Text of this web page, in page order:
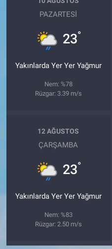
PAZARTESI
23°
Yakınlarda Yer Yer Yağmur
Nem: %78
Rüzgar: 3.39 m/s
12 AĞUSTOS
ÇARŞAMBA
23°
Yakınlarda Yer Yer Yağmur
Nem: %83
Rüzgar: 2.50 m/s